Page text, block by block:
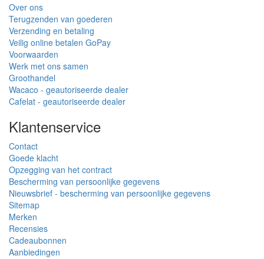
Over ons
Terugzenden van goederen
Verzending en betaling
Veilig online betalen GoPay
Voorwaarden
Werk met ons samen
Groothandel
Wacaco - geautoriseerde dealer
Cafelat - geautoriseerde dealer
Klantenservice
Contact
Goede klacht
Opzegging van het contract
Bescherming van persoonlijke gegevens
Nieuwsbrief - bescherming van persoonlijke gegevens
Sitemap
Merken
Recensies
Cadeaubonnen
Aanbiedingen